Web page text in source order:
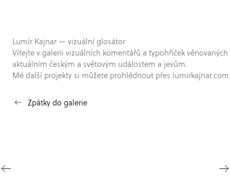
Lumír Kajnar — vizuální glosátor
Vítejte v galerii vizuálních komentářů a typohříček věnovaných
aktuálním českým a světovým událostem a jevům.
Mé další projekty si můžete prohlédnout přes
Zpátky do galerie